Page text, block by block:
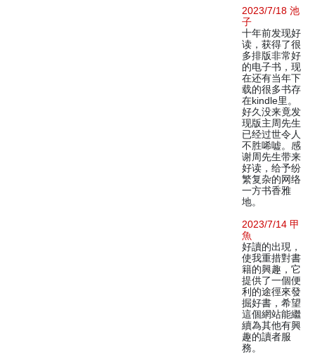
2023/7/18 池
子
十年前发现好
读，获得了很
多排版非常好
的电子书，现
在还有当年下
载的很多书存
在kindle里。
好久没来竟发
现版主周先生
已经过世令人
不胜唏嘘。感
谢周先生带来
好读，给予纷
繁复杂的网络
一方书香雅
地。
2023/7/14 甲
魚
好讀的出現，
使我重措對書
籍的興趣，它
提供了一個便
利的途徑來發
掘好書，希望
這個網站能繼
續為其他有興
趣的讀者服
務。